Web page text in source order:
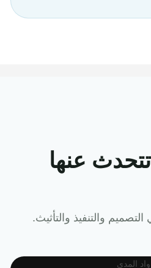
عنها
والتنفيذ والتأثيث.